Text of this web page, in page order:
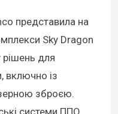
представила на
Sky Dragon
рішень для
включно із
зброєю.